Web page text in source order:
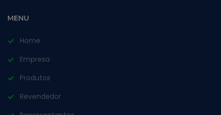
MENU
Home
Empresa
Produtos
Revendedor